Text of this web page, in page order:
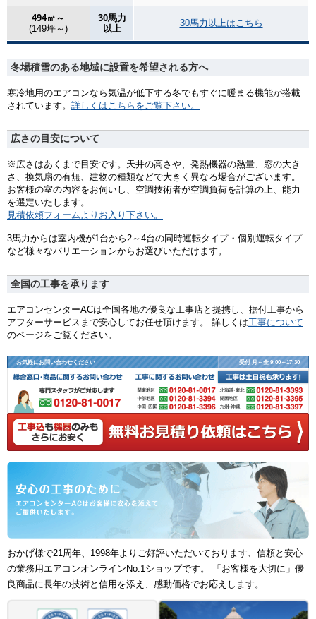
494㎡～
(149坪～)
30馬力
以上
30馬力以上はこちら
冬場積雪のある地域に設置を希望される方へ
寒冷地用のエアコンなら気温が低下する冬でもすぐに暖まる機能が搭載
されています。 詳しくはこちらをご覧下さい。
広さの目安について
※広さはあくまで目安です。天井の高さや、発熱機器の熱量、窓の大き
さ、換気扇の有無、建物の種類などで大きく異なる場合がございます。
お客様の室の内容をお伺いし、空調技術者が空調負荷を計算の上、能力
を選定いたします。
見積依頼フォームよりお入り下さい。
3馬力からは室内機が1台から2～4台の同時運転タイプ・個別運転タイプ
など様々なバリエーションからお選びいただけます。
全国の工事を承ります
エアコンセンターACは全国各地の優良な工事店と提携し、据付工事から
アフターサービスまで安心してお任せ頂けます。 詳しくは工事について
のページをご覧ください。
お気軽にお問い合わせください 受付 月～金 9:00～17:30
おかげ様で21周年、1998年よりご好評いただいております、信頼と安心
の業務用エアコンオンラインNo.1ショップです。 「お客様を大切に」優
良商品に長年の技術と信用を添え、感動価格でお応えします。